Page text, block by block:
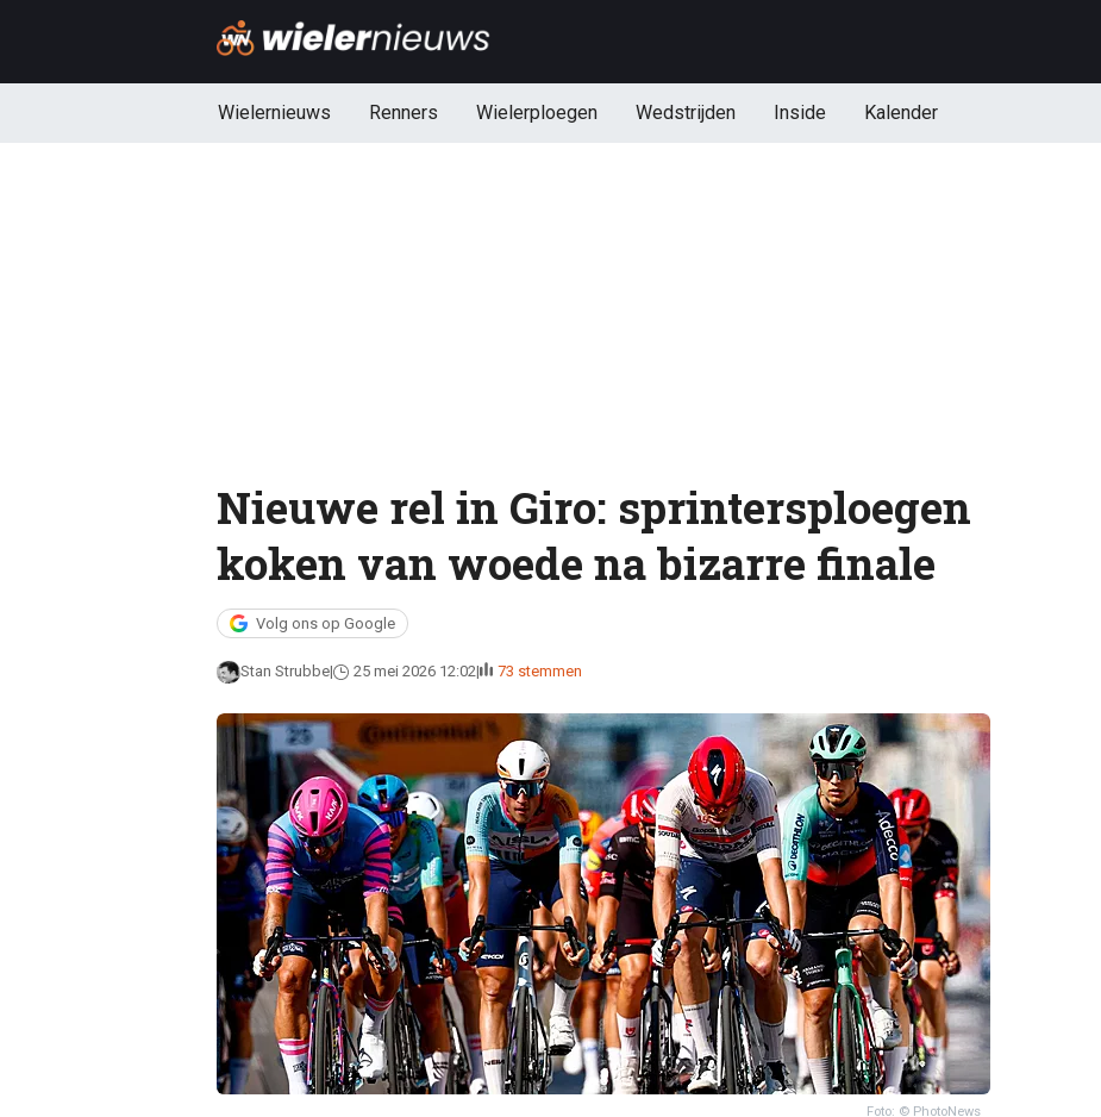
Wielernieuws Renners Wielerploegen Wedstrijden Inside Kalender
Nieuwe rel in Giro: sprintersploegen
koken van woede na bizarre finale
Volg ons op Google
Stan Strubbe 25 mei 2026 12:02 73 stemmen
Foto: © PhotoNews